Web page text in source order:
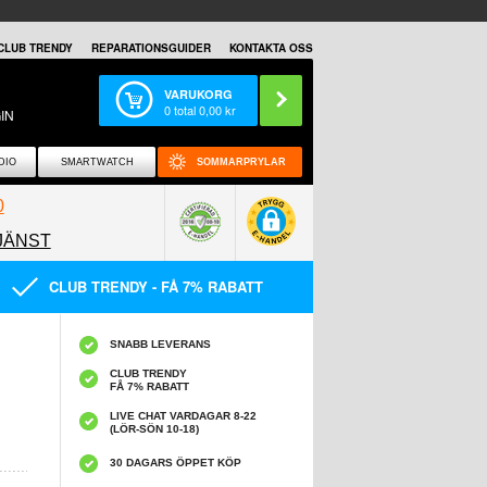
TRENDY REPARATIONSGUIDER KONTAKTA OSS
VARUKORG
0total0,00kr
SMARTWATCH SOMMARPRYLAR
CLUB TRENDY - FÅ 7% RABATT
SNABB LEVERANS
CLUB TRENDY
FÅ 7% RABATT
LIVE CHAT VARDAGAR 8-22
(LÖR-SÖN 10-18)
30 DAGARS ÖPPET KÖP